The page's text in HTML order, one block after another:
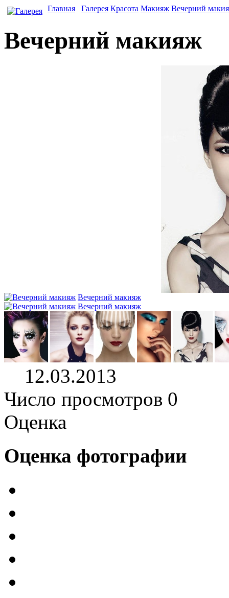
Главная Галерея Красота Макияж Вечерний
Вечерний макияж
Вечерний макияж
Вечерний макияж
12.03.2013
Число просмотров 0
Оценка
Оценка фотографии